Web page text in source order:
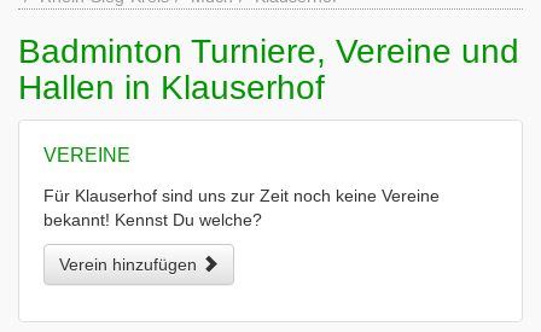
Badminton Turniere, Vereine und
Hallen in Klauserhof
VEREINE
Für Klauserhof sind uns zur Zeit noch keine Vereine
bekannt! Kennst Du welche?
Verein hinzufügen